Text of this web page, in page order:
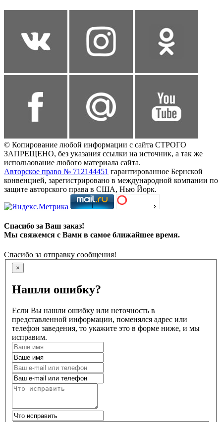
© Копирование любой информации с сайта СТРОГО
ЗАПРЕЩЕНО, без указания ссылки на источник, а так же
использование любого материала сайта.
Авторское право № 712144451 гарантированное Бернской
конвенцией, зарегистрировано в международной компании по
защите авторского права в США, Нью Йорк.
Спасибо за Ваш заказ!
Мы свяжемся с Вами в самое ближайшее время.
Спасибо за отправку сообщения!
×
Нашли ошибку?
Если Вы нашли ошибку или неточность в
представленной информации, поменялся адрес или
телефон заведения, то укажите это в форме ниже, и мы
исправим.